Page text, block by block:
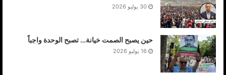
30 يوليو 2026
حين يصبح الصمت خيانة… تصبح الوحدة واجباً
16 يوليو 2026